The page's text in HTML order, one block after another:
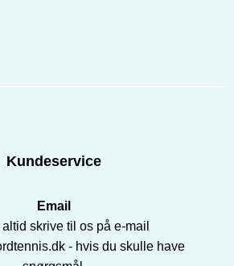
Kundeservice
Email
skrive til os på e-mail
- hvis du skulle have